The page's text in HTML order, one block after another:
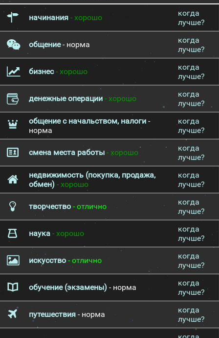
начинания - хорошо
когда
лучше?
общение- норма
когда
лучше?
бизнес- хорошо
когда
лучше?
денежные операции - хорошо
когда
лучше?
общение с начальством, налоги -
норма
когда
лучше?
смена места работы - хорошо
когда
лучше?
недвижимость (покупка, продажа,
обмен) - хорошо
когда
лучше?
творчество - отлично
когда
лучше?
наука - хорошо
когда
лучше?
искусство - отлично
когда
лучше?
обучение (экзамены) - норма
когда
лучше?
путешествия - норма
когда
лучше?